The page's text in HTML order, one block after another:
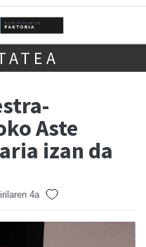
Aste
izan da
4a